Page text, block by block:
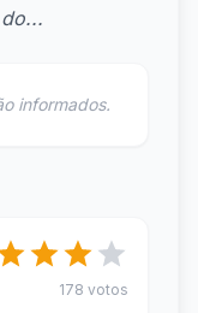
informados.
178 votos